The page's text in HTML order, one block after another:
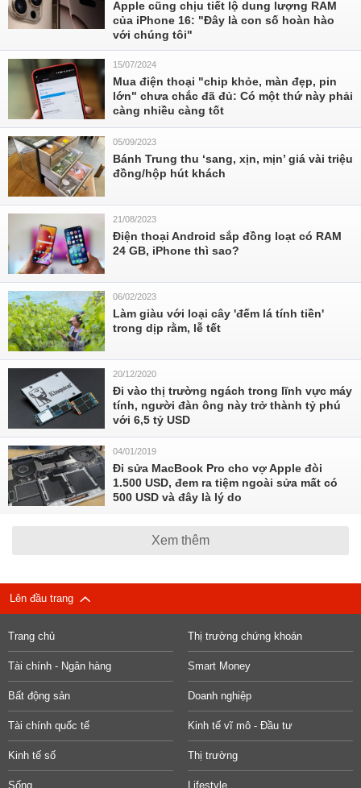
Apple cũng chịu tiết lộ dung lượng RAM
của iPhone 16: "Đây là con số hoàn hào
với chúng tôi"
15/07/2024
Mua điện thoại "chip khỏe, màn đẹp, pin
lớn" chưa chắc đã đủ: Có một thứ này phải
càng nhiều càng tốt
05/09/2023
Bánh Trung thu ‘sang, xịn, mịn’ giá vài triệu
đồng/hộp hút khách
21/08/2023
Điện thoại Android sắp đồng loạt có RAM
24 GB, iPhone thì sao?
06/02/2023
Làm giàu với loại cây 'đếm lá tính tiền'
trong dịp rằm, lễ tết
20/12/2020
Đi vào thị trường ngách trong lĩnh vực máy
tính, người đàn ông này trở thành tỷ phú
với 6,5 tỷ USD
04/01/2019
Đi sửa MacBook Pro cho vợ Apple đòi
1.500 USD, đem ra tiệm ngoài sửa mất có
500 USD và đây là lý do
Xem thêm
Lên đầu trang
Trang chủ Thị trường chứng khoán
Tài chính - Ngân hàng Smart Money
Bất động sản Doanh nghiệp
Tài chính quốc tế Kinh tế vĩ mô - Đầu tư
Kinh tế số Thị trường
Sống Lifestyle